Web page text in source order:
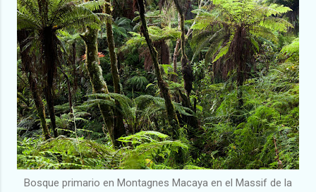
Bosque primario en Montagnes Macaya en el Massif de la